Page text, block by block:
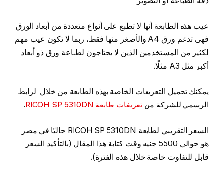
عيب هذه الطابعة أنها لا تطبع على أنواع متعددة من أبعاد الورق
فهى تدعم ورق A4 والأصغر منها فقط، ربما لا تكون عيب مهم
لكثير من المستخدمين الذين لا يحتاجون لطباعة ورق ذو أبعاد
أكبر مثل A3 مثلًا.
يمكنك تحميل التعريفات الخاصة بهذه الطابعة من خلال الرابط
الرسمي للشركة من تعريفات طابعة RICOH SP 5310DN .
السعر التقريبي لطابعة RICOH SP 5310DN حاليًا في مصر
هو حوالي 5500 جنيه وقت كتابة هذا المقال (بالتأكيد السعر
قابل للتفاوت خاصة خلال هذه الفترة).